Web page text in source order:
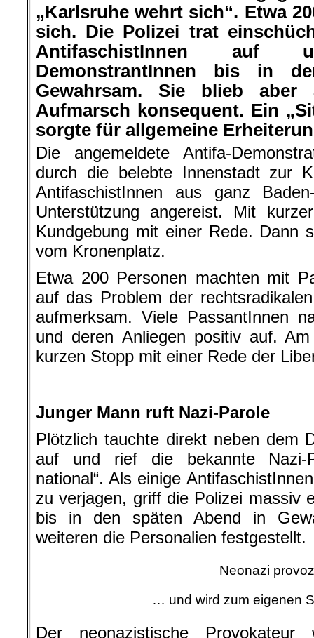
„Karlsruhe wehrt sich“. Etwa
sich. Die Polizei trat
AntifaschistInnen
DemonstrantInnen bis in
Gewahrsam. Sie blieb aber
Aufmarsch konsequent. Ein
sorgte für allgemeine
Die angemeldete Antifa-
durch die belebte Innenstadt zur
AntifaschistInnen aus ganz
Unterstützung angereist. Mit
Kundgebung mit einer Rede. Dann
vom Kronenplatz.
Etwa 200 Personen machten mit
auf das Problem der
aufmerksam. Viele PassantInnen
und deren Anliegen positiv auf.
kurzen Stopp mit einer Rede der
Junger Mann ruft Nazi-Parole
Plötzlich tauchte direkt neben dem
auf und rief die bekannte Nazi-
national“. Als einige
zu verjagen, griff die Polizei massiv
bis in den späten Abend in
weiteren die Personalien festgestellt.
Neonazi
… und wird zum eigenen
Der neonazistische